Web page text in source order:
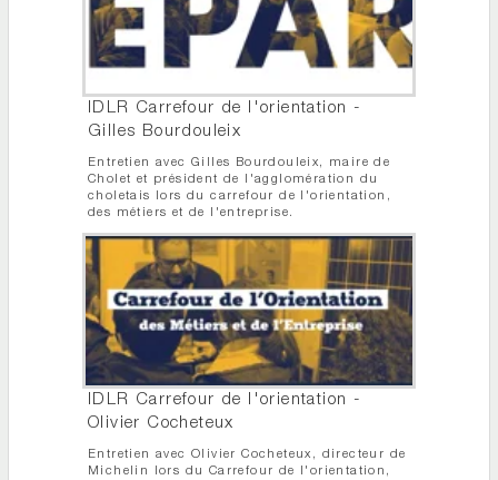
IDLR Carrefour de l'orientation -
Gilles Bourdouleix
Entretien avec Gilles Bourdouleix, maire de
Cholet et président de l'agglomération du
choletais lors du carrefour de l'orientation,
des métiers et de l'entreprise.
IDLR Carrefour de l'orientation -
Olivier Cocheteux
Entretien avec Olivier Cocheteux, directeur de
Michelin lors du Carrefour de l'orientation,